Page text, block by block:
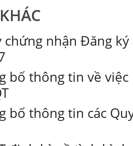
chứng nhận Đăng
bố thông tin về
bố thông tin các